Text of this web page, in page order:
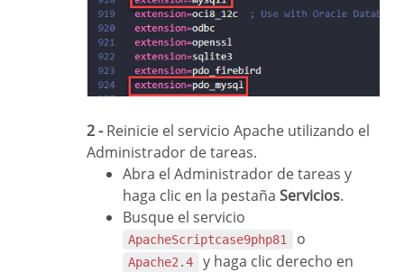
2 -Reinicie el servicio Apache utilizando el
Administrador de tareas.
Abra el Administrador de tareas y
haga clic en la pestaña Servicios.
Busque el servicio
ApacheScriptcase9php81 o
Apache2.4
y haga clic derecho en